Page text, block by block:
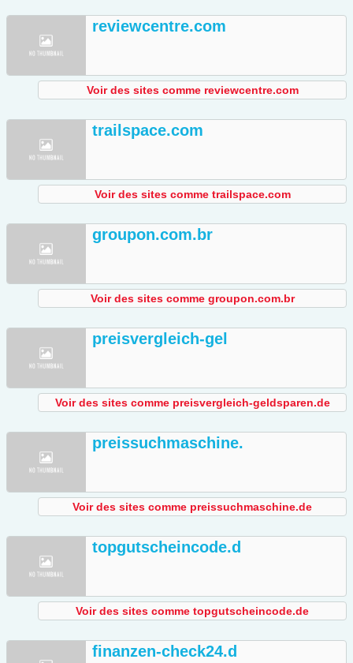
reviewcentre.com
Voir des sites comme reviewcentre.com
trailspace.com
Voir des sites comme trailspace.com
groupon.com.br
Voir des sites comme groupon.com.br
preisvergleich-gel
Voir des sites comme preisvergleich-geldsparen.de
preissuchmaschine.
Voir des sites comme preissuchmaschine.de
topgutscheincode.d
Voir des sites comme topgutscheincode.de
finanzen-check24.d